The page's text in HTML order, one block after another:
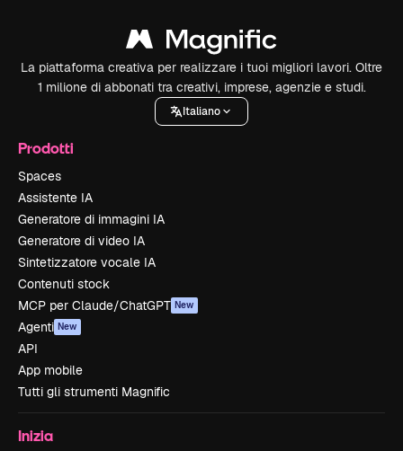
La piattaforma creativa per realizzare i tuoi migliori lavori. Oltre
1 milione di abbonati tra creativi, imprese, agenzie e studi.
Italiano
Prodotti
Spaces
Assistente IA
Generatore di immagini IA
Generatore di video IA
Sintetizzatore vocale IA
Contenuti stock
MCP per Claude/ChatGPT New
Agenti New
API
App mobile
Tutti gli strumenti Magnific
Inizia